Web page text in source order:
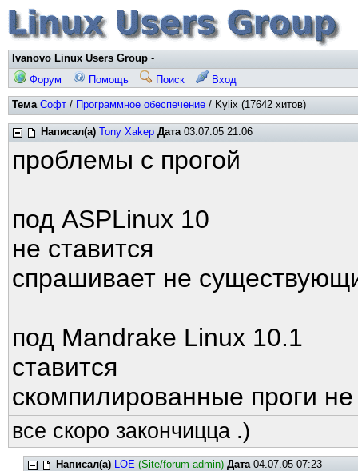
Ivanovo Linux Users Group -
Форум
Помощь Поиск Вход
Тема Софт / Программное обеспечение / Kylix (17642 хитов)
Написал(а) Tony Xakep Дата03.07.05 21:06
проблемы с прогой
под ASPLinux 10
не ставится
спрашивает не
под Mandrake Linux 10.1
ставится
скомпилированные проги не
все скоро закончицца .)
Написал(а) LOE (Site/forum admin) Дата04.07.05 07:23